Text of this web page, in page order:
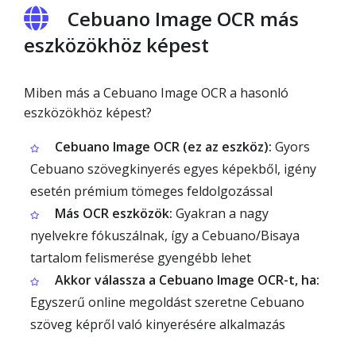
Cebuano Image OCR más
eszközökhöz képest
Miben más a Cebuano Image OCR a hasonló
eszközökhöz képest?
Cebuano Image OCR (ez az eszköz): Gyors
Cebuano szövegkinyerés egyes képekből, igény
esetén prémium tömeges feldolgozással
Más OCR eszközök: Gyakran a nagy
nyelvekre fókuszálnak, így a Cebuano/Bisaya
tartalom felismerése gyengébb lehet
Akkor válassza a Cebuano Image OCR-t, ha:
Egyszerű online megoldást szeretne Cebuano
szöveg képről való kinyerésére alkalmazás